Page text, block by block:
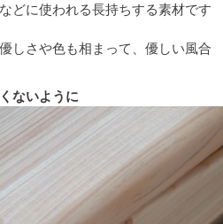
どに使われる長持ちする素材です
しさや色も相まって、優しい風合
ないように